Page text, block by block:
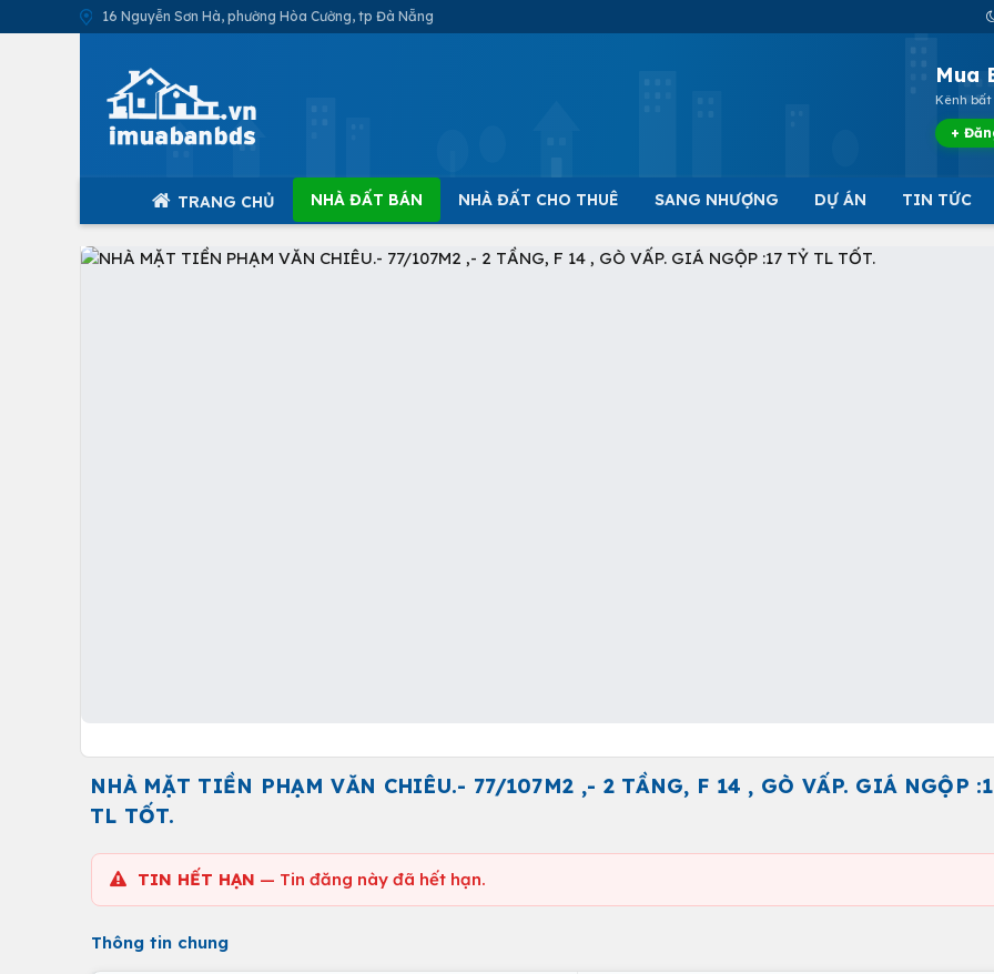
16 Nguyễn Sơn Hà, phường Hòa Cường, tp Đà Nẵng
Mua
Kênh bất
+
TRANG CHỦ NHÀ ĐẤT BÁN NHÀ ĐẤT CHO THUÊ SANG NHƯỢNG DỰ ÁN TIN TỨC
NHÀ MẶT TIỀN PHẠM VĂN CHIÊU.- 77/107M2 ,- 2 TẦNG, F 14 , GÒ VẤP. GIÁ NGỘP
TL TỐT.
TIN HẾT HẠN — Tin đăng này đã hết hạn.
Thông tin chung